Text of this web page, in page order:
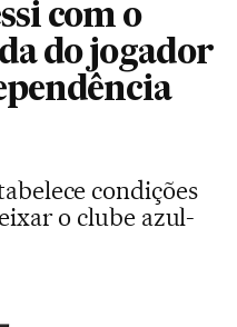
com o
do jogador
condições
o clube azul-